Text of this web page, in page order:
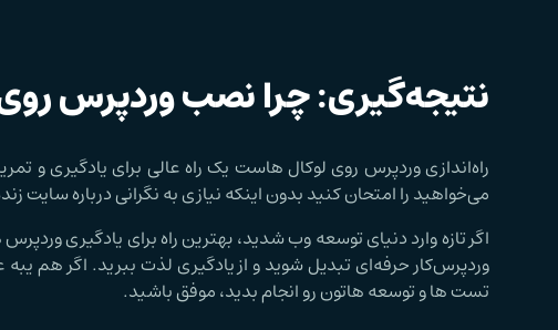
نتیجه‌گیری: چرا نصب وردپرس
راه‌اندازی وردپرس روی لوکال هاست یک راه عالی برای یادگیری و
می‌خواهید را امتحان کنید بدون اینکه نیازی به نگرانی درباره سایت
اگر تازه وارد دنیای توسعه وب شدید، بهترین راه برای یادگیری
وردپرس‌کار حرفه‌ای تبدیل شوید و از یادگیری لذت ببرید. اگر هم
تست ها و توسعه هاتون رو انجام بدید، موفق باشید.